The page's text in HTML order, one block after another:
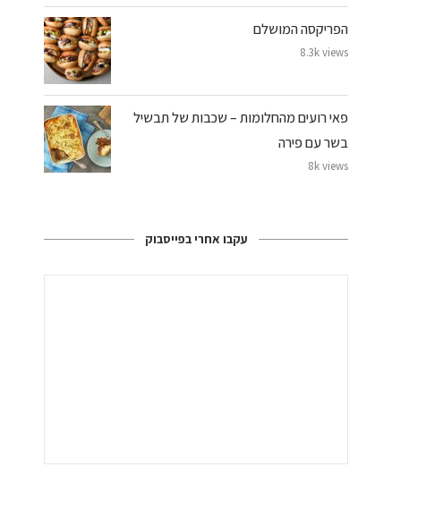
הפריקסה המושלם
8.3k views
פאי רועים מהחלומות – שכבות של תבשיל
בשר עם פירה
8k views
עקבו אחרי בפייסבוק